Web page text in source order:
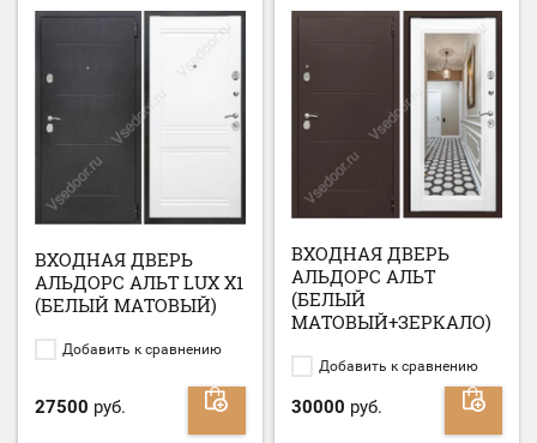
ВХОДНАЯ ДВЕРЬ
АЛЬДОРС АЛЬТ LUX Х1
(БЕЛЫЙ МАТОВЫЙ)
Добавить к сравнению
27500 руб.
ВХОДНАЯ ДВЕРЬ
АЛЬДОРС АЛЬТ
(БЕЛЫЙ
МАТОВЫЙ+ЗЕРКАЛО)
Добавить к сравнению
30000 руб.